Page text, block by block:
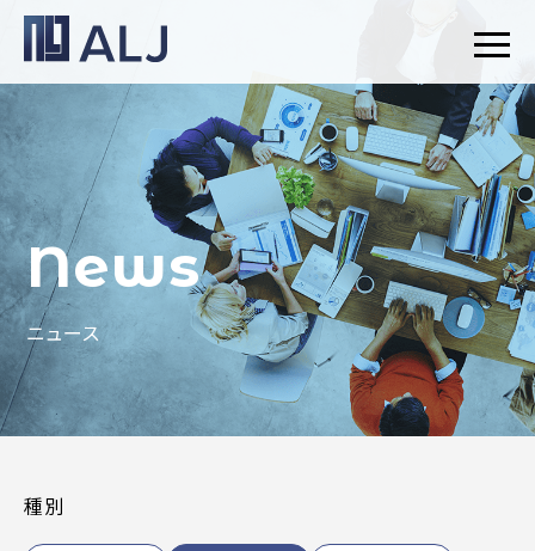
News
ニュース
種別